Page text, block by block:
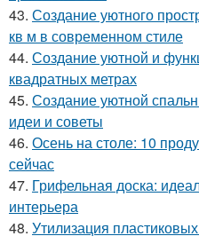
43. Создание уютного
кв м в современном стиле
44. Создание уютной и
квадратных метрах
45. Создание уютной
идеи и советы
46. Осень на столе: 10
сейчас
47. Грифельная доска:
интерьера
48. Утилизация